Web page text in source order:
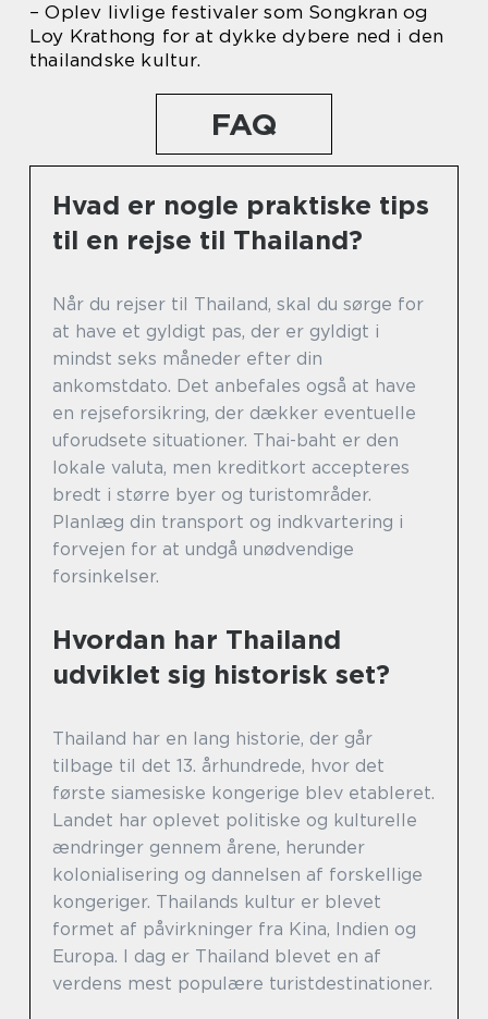
– Oplev livlige festivaler som Songkran og
Loy Krathong for at dykke dybere ned i den
thailandske kultur.
FAQ
Hvad er nogle praktiske tips
til en rejse til Thailand?
Når du rejser til Thailand, skal du sørge for
at have et gyldigt pas, der er gyldigt i
mindst seks måneder efter din
ankomstdato. Det anbefales også at have
en rejseforsikring, der dækker eventuelle
uforudsete situationer. Thai-baht er den
lokale valuta, men kreditkort accepteres
bredt i større byer og turistområder.
Planlæg din transport og indkvartering i
forvejen for at undgå unødvendige
forsinkelser.
Hvordan har Thailand
udviklet sig historisk set?
Thailand har en lang historie, der går
tilbage til det 13. århundrede, hvor det
første siamesiske kongerige blev etableret.
Landet har oplevet politiske og kulturelle
ændringer gennem årene, herunder
kolonialisering og dannelsen af forskellige
kongeriger. Thailands kultur er blevet
formet af påvirkninger fra Kina, Indien og
Europa. I dag er Thailand blevet en af
verdens mest populære turistdestinationer.